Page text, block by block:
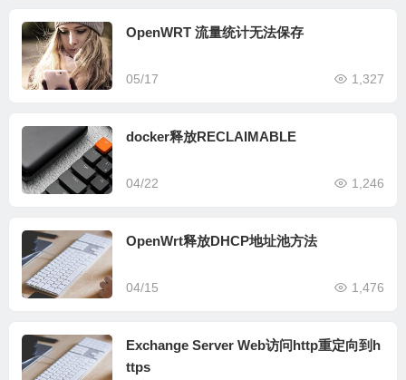
OpenWRT 流量统计无法保存
05/17 1,327
docker释放RECLAIMABLE
04/22 1,246
OpenWrt释放DHCP地址池方法
04/15 1,476
Exchange Server Web访问http重定向到h
ttps